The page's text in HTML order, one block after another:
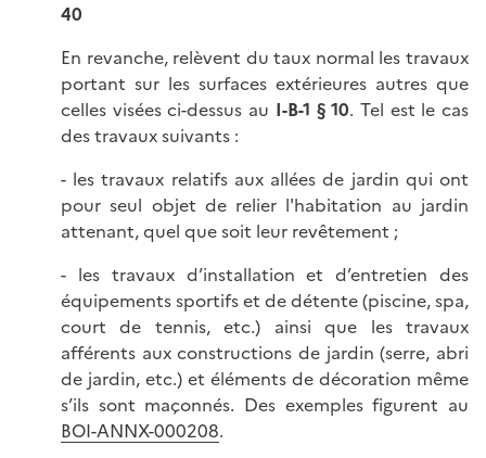
40
En revanche, relèvent du taux normal les travaux
portant sur les surfaces extérieures autres que
celles visées ci-dessus au I-B-1 § 10. Tel est le cas
des travaux suivants :
- les travaux relatifs aux allées de jardin qui ont
pour seul objet de relier l'habitation au jardin
attenant, quel que soit leur revêtement ;
- les travaux d’installation et d’entretien des
équipements sportifs et de détente (piscine, spa,
court de tennis, etc.) ainsi que les travaux
afférents aux constructions de jardin (serre, abri
de jardin, etc.) et éléments de décoration même
s’ils sont maçonnés. Des exemples figurent au
BOI-ANNX-000208.